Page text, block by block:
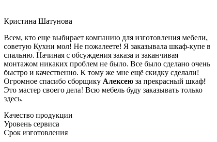
Кристина Шатунова
Всем, кто еще выбирает компанию для изготовления мебели,
советую Кухни мол! Не пожалеете! Я заказывала шкаф-купе в
спальню. Начиная с обсуждения заказа и заканчивая
монтажом никаких проблем не было. Все было сделано очень
быстро и качественно. К тому же мне ещё скидку сделали!
Огромное спасибо сборщику Алексею за прекрасный шкаф!
Это мастер своего дела! Всю мебель буду заказывать только
здесь.
Качество продукции
Уровень сервиса
Срок изготовления